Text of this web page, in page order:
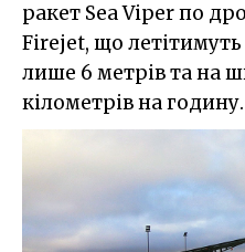
ракет Sea Viper по
Firejet, що
лише 6 метрів та на
кілометрів на годину.